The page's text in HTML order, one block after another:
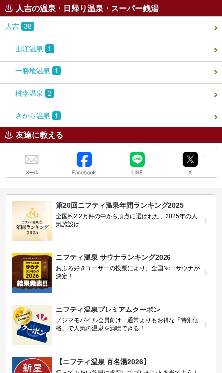
人吉の温泉・日帰り温泉・スーパー銭湯
人吉 38
山江温泉 1
一勝地温泉 1
桃李温泉 2
さがら温泉 1
友達に教える
第20回ニフティ温泉年間ランキング2025
全国約2.2万件の中から頂点に選ばれた、2025年の人
気施設は…
ニフティ温泉 サウナランキング2026
おふろ好きユーザーの投票により、全国No.1サウナが
決定！
ニフティ温泉プレミアムクーポン
ノジマモバイル会員向け 通常よりもお得な「特別価
格」で人気の温泉を満喫できる！
【ニフティ温泉 百名湯2026】